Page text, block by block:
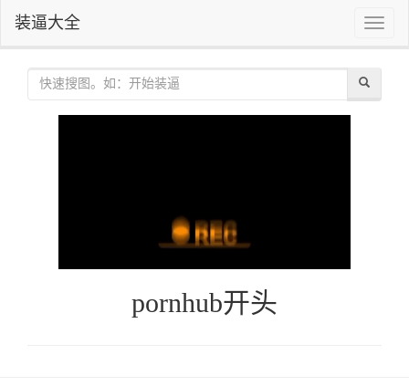
Toggle
装逼大全
pornhub开头